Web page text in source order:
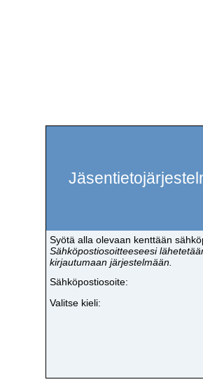
Syötä alla olevaan kenttään
Sähköpostiosoitteeseesi
kirjautumaan järjestelmään.
Sähköpostiosoite:
Valitse kieli: